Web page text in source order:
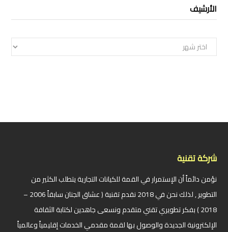
الأرشيف
الأرشيف
شركة تقنية
نؤمن دائماً أن الإستمرار في القمة للكيانات التجارية يتطلب الكثير من
التطوير , لذلك نحن في 2018 نقدم تقنية ( عشاق الجنان سابقاً 2006 –
2018 ) بفكر تطويري تقني متقدم ونسعى جاهدين لكتابة الثقافة
الإلكترونية الجديدة والوصول بها لقمة مقدمي الخدمات إقليمياً وعالمياً